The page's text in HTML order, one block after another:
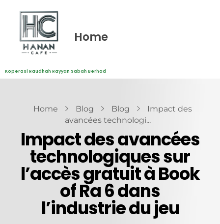
Home
Koperasi Raudhah Rayyan Sabah Berhad
Home Blog Blog
Impact des
avancées technologi...
Impact des avancées
technologiques sur
l’accès gratuit à Book
of Ra 6 dans
l’industrie du jeu